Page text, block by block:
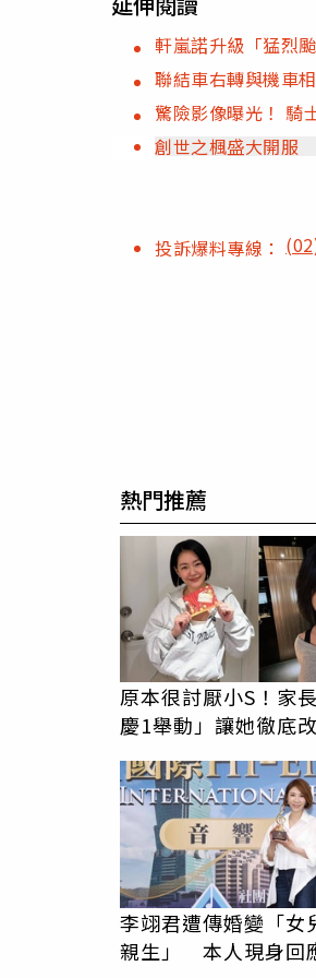
軒嵐諾升級「猛烈
聯結車右轉與機車
驚險影像曝光！ 騎
創世之楓盛大開服
投訴爆料專線：
熱門推薦
原本很討厭小S！家
慶1舉動」讓她徹底
友洗版認證
李翊君遭傳婚變「女
親生」 本人現身回